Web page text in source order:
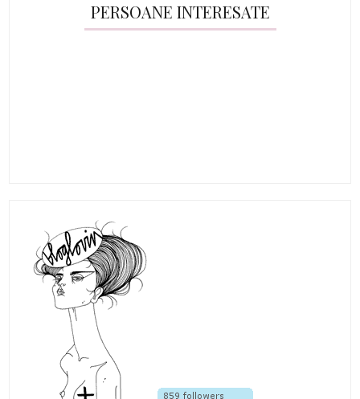
PERSOANE INTERESATE